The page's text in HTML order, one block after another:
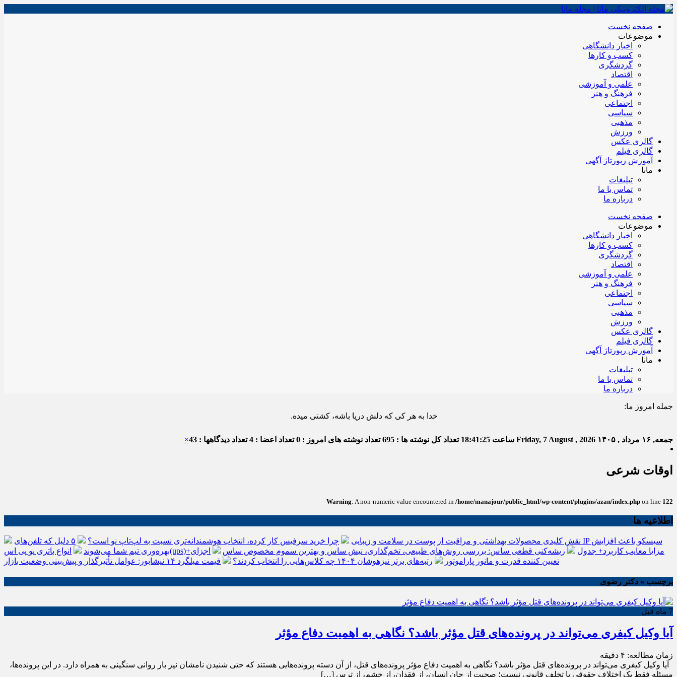
صفحه نخست
موضوعات
اخبار دانشگاهی
کسب و کارها
گردشگری
اقتصاد
علمی و آموزشی
فرهنگ و هنر
اجتماعی
سیاسی
مذهبی
ورزش
گالری عکس
گالری فیلم
آموزش رپورتاژ آگهی
مانا
تبلیغات
تماس با ما
درباره ما
صفحه نخست
موضوعات
اخبار دانشگاهی
کسب و کارها
گردشگری
اقتصاد
علمی و آموزشی
فرهنگ و هنر
اجتماعی
سیاسی
مذهبی
ورزش
گالری عکس
گالری فیلم
آموزش رپورتاژ آگهی
مانا
تبلیغات
تماس با ما
درباره ما
جمله امروز ما:
خدا به هر کی که دلش دریا باشه، کشتی میده.
جمعه, ۱۶ مرداد , ۱۴۰۵ Friday, 7 August , 2026 ساعت 18:41:26 تعداد کل نوشته ها : 695 تعداد نوشته های امروز : 0 تعداد اعضا : 4 تعداد دیدگاهها : 43 ×
اوقات شرعی
Warning: A non-numeric value encountered in /home/manajour/public_html/wp-content/plugins/azan/index.php on line 122
اطلاعیه ها
نقش کلیدی محصولات بهداشتی و مراقبت از پوست در سلامت و زیبایی چرا خرید سرفیس کار کرده، انتخاب هوشمندانه‌تری نسبت به لپ‌تاپ نو است؟
۵ دلیل که تلفن‌های IP سیسکو باعث افزایش
بهره‌وری تیم شما می‌شوند
انواع باتری یو پی اس(ups)+مزایا معایب کاربرد+ جدول ریشه‌کنی قطعی ساس: بررسی روش‌های طبیعی، تخم‌گذاری، نیش ساس و بهترین سموم مخصوص ساس
اجزای
تعیین کننده قدرت و مانور پاراموتور
رتبه‌های برتر تیزهوشان ۱۴۰۴ چه کلاس‌هایی را انتخاب کردند؟ قیمت میلگرد ۱۴ نیشابور: عوامل تأثیرگذار و پیش‌بینی وضعیت بازار
برچسب » دکتر رضوی
7 ماه قبل
آیا وکیل کیفری می‌تواند در پرونده‌های قتل مؤثر باشد؟ نگاهی به اهمیت دفاع مؤثر
زمان مطالعه: ۴ دقیقه
آیا وکیل کیفری می‌تواند در پرونده‌های قتل مؤثر باشد؟ نگاهی به اهمیت دفاع مؤثر پرونده‌های قتل، از آن دسته پرونده‌هایی هستند که حتی شنیدن نامشان نیز بار روانی سنگینی به همراه دارد. در این پرونده‌ها،
مسئله فقط یک اختلاف حقوقی یا تخلف قانونی نیست؛ صحبت از جان انسان، از فقدان، از خشم، از ترس […]